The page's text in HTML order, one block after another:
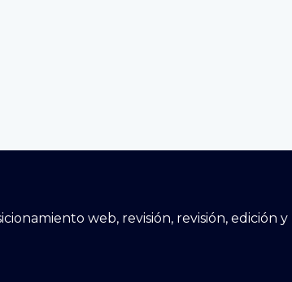
web, revisión, revisión, edición